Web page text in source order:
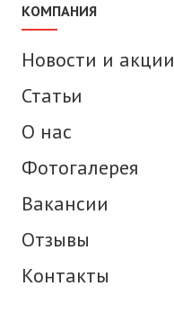
КОМПАНИЯ
Новости и акции
Статьи
О нас
Фотогалерея
Вакансии
Отзывы
Контакты